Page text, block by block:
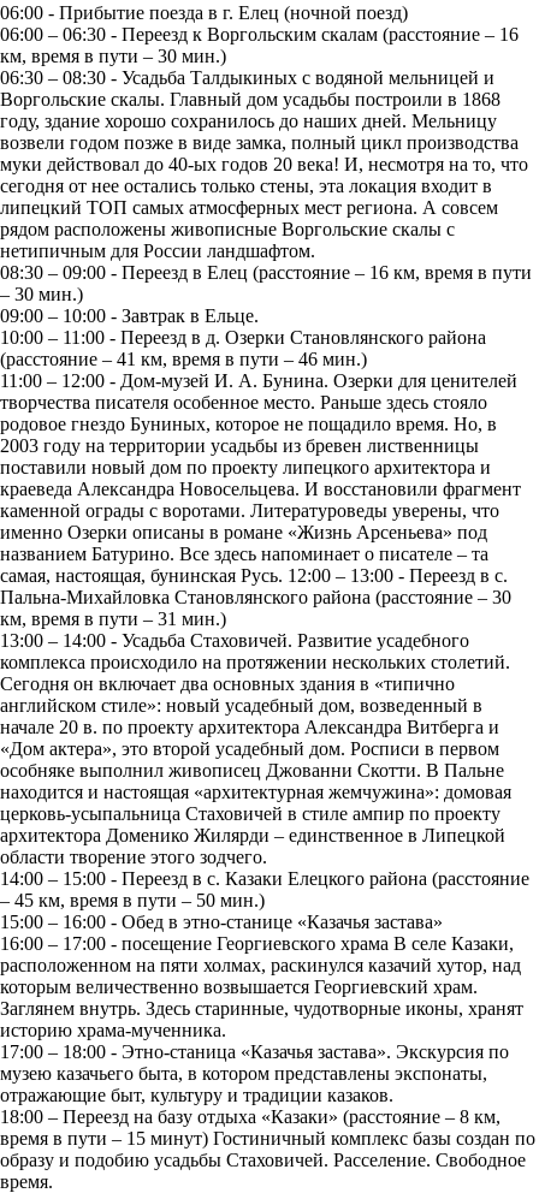
06:00 - Прибытие поезда в г. Елец (ночной поезд)
06:00 – 06:30 - Переезд к Воргольским скалам (расстояние – 16
км, время в пути – 30 мин.)
06:30 – 08:30 - Усадьба Талдыкиных с водяной мельницей и
Воргольские скалы. Главный дом усадьбы построили в 1868
году, здание хорошо сохранилось до наших дней. Мельницу
возвели годом позже в виде замка, полный цикл производства
муки действовал до 40-ых годов 20 века! И, несмотря на то, что
сегодня от нее остались только стены, эта локация входит в
липецкий ТОП самых атмосферных мест региона. А совсем
рядом расположены живописные Воргольские скалы с
нетипичным для России ландшафтом.
08:30 – 09:00 - Переезд в Елец (расстояние – 16 км, время в пути
– 30 мин.)
09:00 – 10:00 - Завтрак в Ельце.
10:00 – 11:00 - Переезд в д. Озерки Становлянского района
(расстояние – 41 км, время в пути – 46 мин.)
11:00 – 12:00 - Дом-музей И. А. Бунина. Озерки для ценителей
творчества писателя особенное место. Раньше здесь стояло
родовое гнездо Буниных, которое не пощадило время. Но, в
2003 году на территории усадьбы из бревен лиственницы
поставили новый дом по проекту липецкого архитектора и
краеведа Александра Новосельцева. И восстановили фрагмент
каменной ограды с воротами. Литературоведы уверены, что
именно Озерки описаны в романе «Жизнь Арсеньева» под
названием Батурино. Все здесь напоминает о писателе – та
самая, настоящая, бунинская Русь. 12:00 – 13:00 - Переезд в с.
Пальна-Михайловка Становлянского района (расстояние – 30
км, время в пути – 31 мин.)
13:00 – 14:00 - Усадьба Стаховичей. Развитие усадебного
комплекса происходило на протяжении нескольких столетий.
Сегодня он включает два основных здания в «типично
английском стиле»: новый усадебный дом, возведенный в
начале 20 в. по проекту архитектора Александра Витберга и
«Дом актера», это второй усадебный дом. Росписи в первом
особняке выполнил живописец Джованни Скотти. В Пальне
находится и настоящая «архитектурная жемчужина»: домовая
церковь-усыпальница Стаховичей в стиле ампир по проекту
архитектора Доменико Жилярди – единственное в Липецкой
области творение этого зодчего.
14:00 – 15:00 - Переезд в с. Казаки Елецкого района (расстояние
– 45 км, время в пути – 50 мин.)
15:00 – 16:00 - Обед в этно-станице «Казачья застава»
16:00 – 17:00 - посещение Георгиевского храма В селе Казаки,
расположенном на пяти холмах, раскинулся казачий хутор, над
которым величественно возвышается Георгиевский храм.
Заглянем внутрь. Здесь старинные, чудотворные иконы, хранят
историю храма-мученника.
17:00 – 18:00 - Этно-станица «Казачья застава». Экскурсия по
музею казачьего быта, в котором представлены экспонаты,
отражающие быт, культуру и традиции казаков.
18:00 – Переезд на базу отдыха «Казаки» (расстояние – 8 км,
время в пути – 15 минут) Гостиничный комплекс базы создан по
образу и подобию усадьбы Стаховичей. Расселение. Свободное
время.